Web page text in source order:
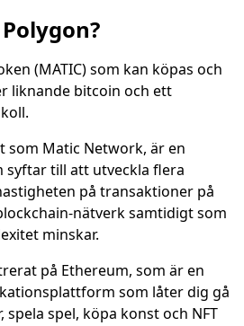
(MATIC) som kan köpas och
liknande bitcoin och ett
som Matic Network, är en
syftar till att utveckla flera
på transaktioner på
nätverk samtidigt som
minskar.
på Ethereum, som är en
som låter dig gå
spela spel, köpa konst och NFT